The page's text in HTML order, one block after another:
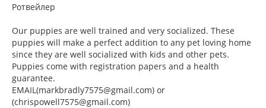
Ротвейлер
Our puppies are well trained and very socialized. These
puppies will make a perfect addition to any pet loving home
since they are well socialized with kids and other pets.
Puppies come with registration papers and a health
guarantee.
EMAIL(markbradly7575@gmail.com) or
(chrispowell7575@gmail.com)